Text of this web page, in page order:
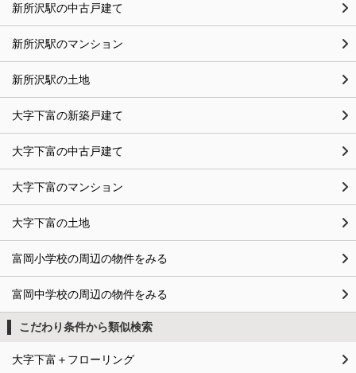
新所沢駅の中古戸建て
新所沢駅のマンション
新所沢駅の土地
大字下富の新築戸建て
大字下富の中古戸建て
大字下富のマンション
大字下富の土地
富岡小学校の周辺の物件をみる
富岡中学校の周辺の物件をみる
こだわり条件から類似検索
大字下富＋フローリング